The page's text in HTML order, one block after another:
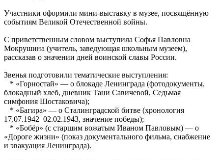
Участники оформили мини‑выставку в музее, посвящённую
событиям Великой Отечественной войны.
С приветственным словом выступила Софья Павловна
Мокрушина (учитель, заведующая школьным музеем),
рассказав о значении дней воинской славы России.
Звенья подготовили тематические выступления:
* «Горностай» — о блокаде Ленинграда (фотодокументы,
блокадный хлеб, дневник Тани Савичевой, Седьмая
симфония Шостаковича);
* «Багира» — о Сталинградской битве (хронология
17.07.1942–02.02.1943, значение победы);
* «Бобёр» (с старшим вожатым Иваном Павловым) — о
«Дороге жизни» (показ документального фильма, снабжение
и эвакуация Ленинграда).